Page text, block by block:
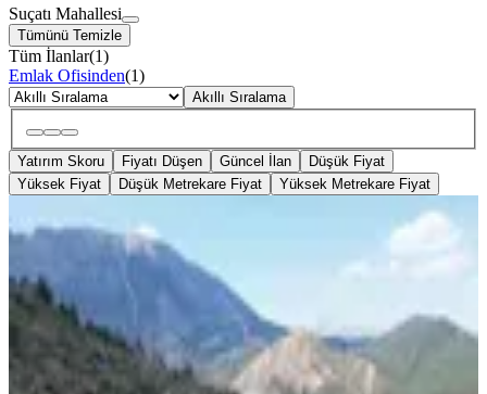
Suçatı Mahallesi
Tümünü Temizle
Tüm İlanlar(1)
Emlak Ofisinden(1)
Akıllı Sıralama
Yatırım Skoru Fiyatı Düşen Güncel İlan
Düşük Fiyat
Yüksek Fiyat
Düşük Metrekare Fiyat Yüksek Metrekare Fiyat
Germenıcıa'dan Fırnız'ın Üst
Tarafında Satılık Tarla
Onikişubat, Suçatı Mahallesi
1.058/m²·02.07.2026
11.250.000 ₺